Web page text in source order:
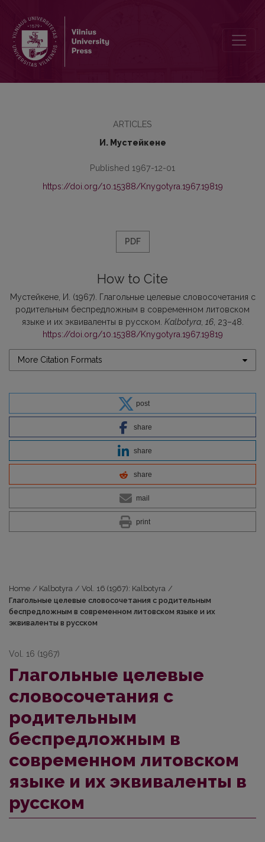
ARTICLES
И. Мустейкене
Published 1967-12-01
https://doi.org/10.15388/Knygotyra.1967.19819
PDF
How to Cite
Мустейкене, И. (1967). Глагольные целевые словосочетания с
родительным беспредложным в современном литовском
языке и их эквиваленты в русском. Kalbotyra, 16, 23–48.
https://doi.org/10.15388/Knygotyra.1967.19819
More Citation Formats
post
share
share
share
mail
print
Home / Kalbotyra / Vol. 16 (1967): Kalbotyra /
Глагольные целевые словосочетания с родительным
беспредложным в современном литовском языке и их
эквиваленты в русском
Vol. 16 (1967)
Глагольные целевые
словосочетания с
родительным
беспредложным в
современном литовском
языке и их эквиваленты в
русском